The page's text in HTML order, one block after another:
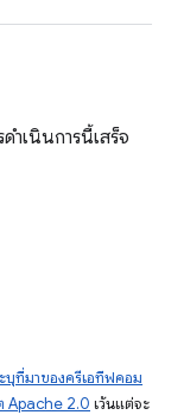
ำเนินการนี้เสร็จ
บุที่มาของครีเอทีฟคอม
Apache 2.0 เว้นแต่จะ